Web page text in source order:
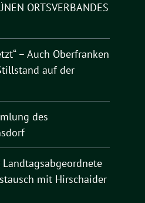
ORTSVERBANDES
– Auch Oberfranken
auf der
des
mit Hirschaider